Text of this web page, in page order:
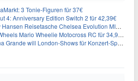
3 Tonie-Figuren für 37€
4: Anniversary Edition Switch 2 für 42,39€
Reisetasche Chelsea Evolution MID 54L für 29,99€
Mario Wheelie Motocross RC für 34,99€
Grande will London-Shows für Konzert-Special filmen